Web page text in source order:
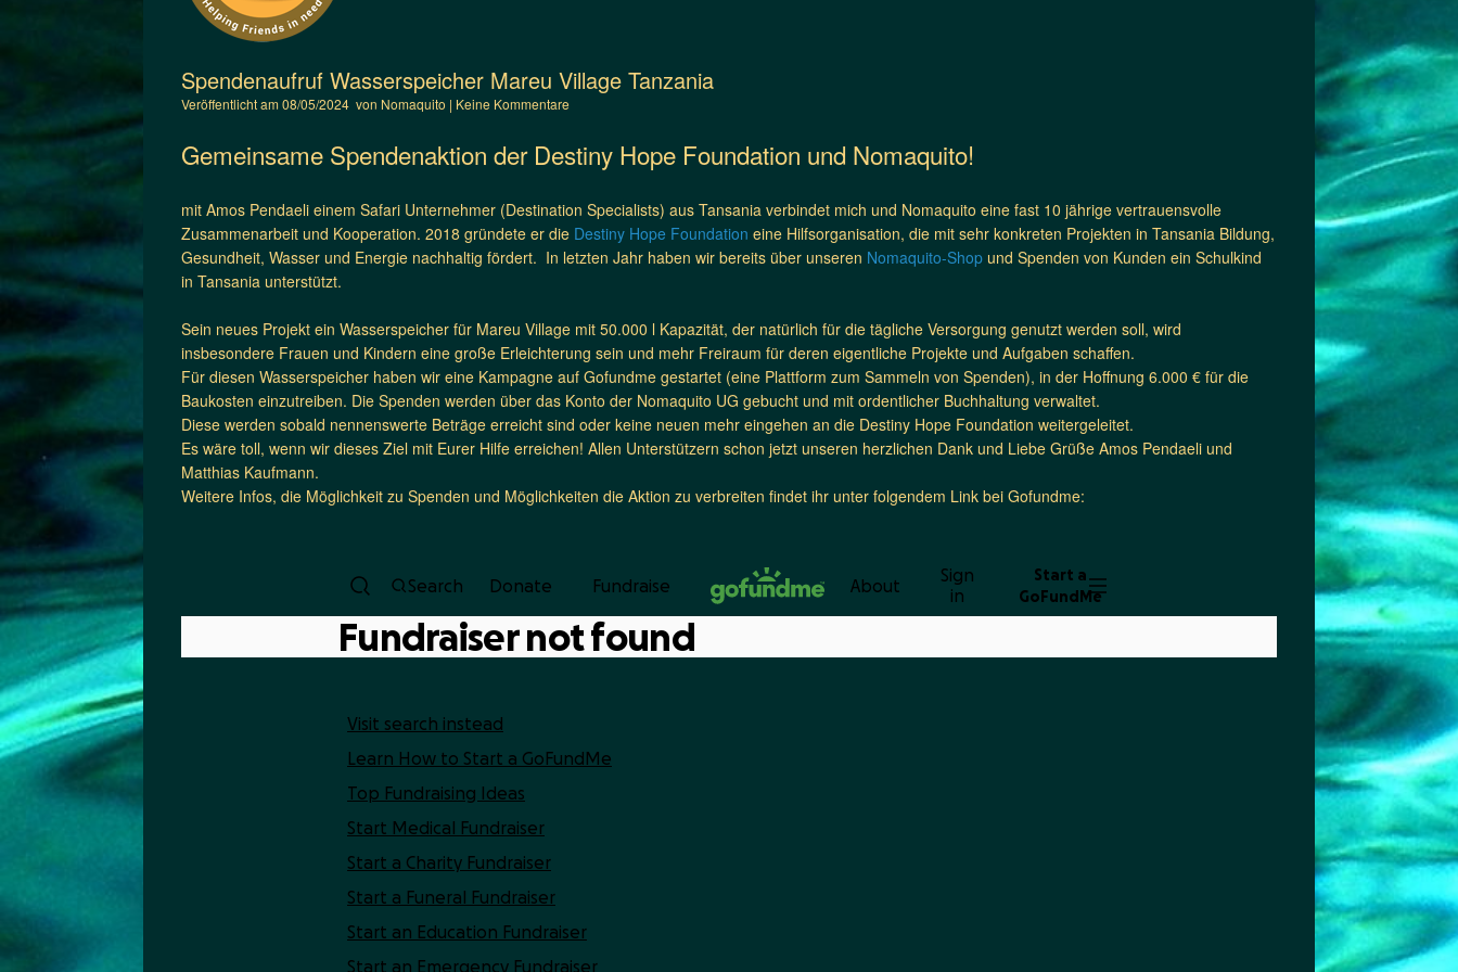
Spendenaufruf Wasserspeicher Mareu Village Tanzania
Veröffentlicht am08/05/2024 von Nomaquito | Keine Kommentare
Gemeinsame Spendenaktion der Destiny Hope Foundation und Nomaquito!
mit Amos Pendaeli einem Safari Unternehmer (Destination Specialists) aus Tansania verbindet mich und Nomaquito eine fast 10 jährige vertrauensvolle
Zusammenarbeit und Kooperation. 2018 gründete er die Destiny Hope Foundation eine Hilfsorganisation, die mit sehr konkreten Projekten in Tansania Bildung,
Gesundheit, Wasser und Energie nachhaltig fördert. In letzten Jahr haben wir bereits über unseren Nomaquito-Shop und Spenden von Kunden ein Schulkind
in Tansania unterstützt.
Sein neues Projekt ein Wasserspeicher für Mareu Village mit 50.000 l Kapazität, der natürlich für die tägliche Versorgung genutzt werden soll, wird
insbesondere Frauen und Kindern eine große Erleichterung sein und mehr Freiraum für deren eigentliche Projekte und Aufgaben schaffen.
Für diesen Wasserspeicher haben wir eine Kampagne auf Gofundme gestartet (eine Plattform zum Sammeln von Spenden), in der Hoffnung 6.000 € für die
Baukosten einzutreiben. Die Spenden werden über das Konto der Nomaquito UG gebucht und mit ordentlicher Buchhaltung verwaltet.
Diese werden sobald nennenswerte Beträge erreicht sind oder keine neuen mehr eingehen an die Destiny Hope Foundation weitergeleitet.
Es wäre toll, wenn wir dieses Ziel mit Eurer Hilfe erreichen! Allen Unterstützern schon jetzt unseren herzlichen Dank und Liebe Grüße Amos Pendaeli und
Matthias Kaufmann.
Weitere Infos, die Möglichkeit zu Spenden und Möglichkeiten die Aktion zu verbreiten findet ihr unter folgendem Link bei Gofundme: